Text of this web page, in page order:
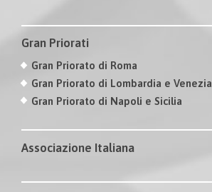
Gran Priorati
Gran Priorato di Roma
Gran Priorato di Lombardia e Venezia
Gran Priorato di Napoli e Sicilia
Associazione Italiana